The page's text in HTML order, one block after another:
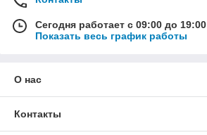
Сегодня работает с 09:00 до 19:00
Показать весь график работы
О нас
Контакты